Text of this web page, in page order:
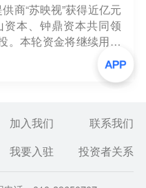
商“苏映视”获得近亿元
本、钟鼎资本共同领
。本轮资金将继续用于
加入我们
联系我们
我要入驻 投资者关系